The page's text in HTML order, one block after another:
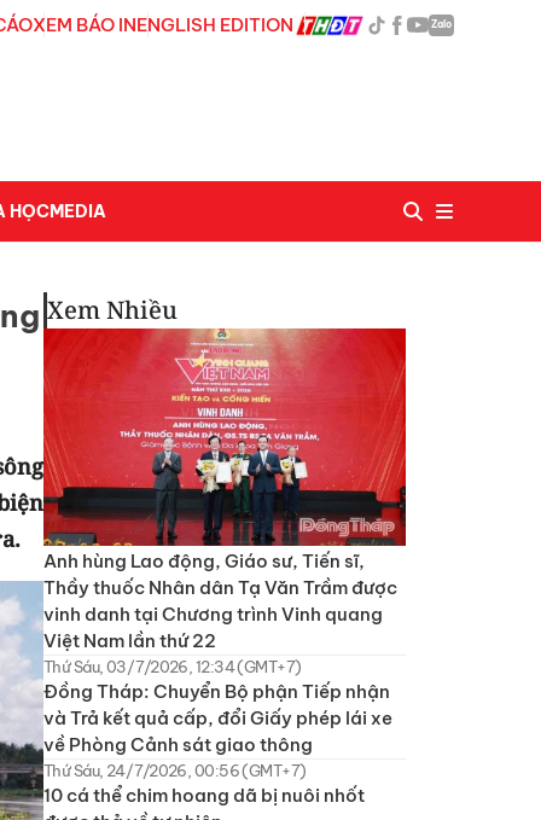
XEM BÁO INENGLISH EDITION Zalo
HỌCMEDIA
Xem Nhiều
Anh hùng Lao động, Giáo sư, Tiến sĩ,
Thầy thuốc Nhân dân Tạ Văn Trầm được
vinh danh tại Chương trình Vinh quang
Việt Nam lần thứ 22
Thứ Sáu, 03/7/2026, 12:34 (GMT+7)
Đồng Tháp: Chuyển Bộ phận Tiếp nhận
và Trả kết quả cấp, đổi Giấy phép lái xe
về Phòng Cảnh sát giao thông
Thứ Sáu, 24/7/2026, 00:56 (GMT+7)
10 cá thể chim hoang dã bị nuôi nhốt